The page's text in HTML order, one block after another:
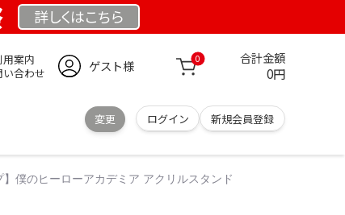
詳しくはこちら
用案内
い合わせ
ゲスト様 0 合計金額
0円
変更 ログイン 新規会員登録
僕のヒーローアカデミア アクリルスタンド